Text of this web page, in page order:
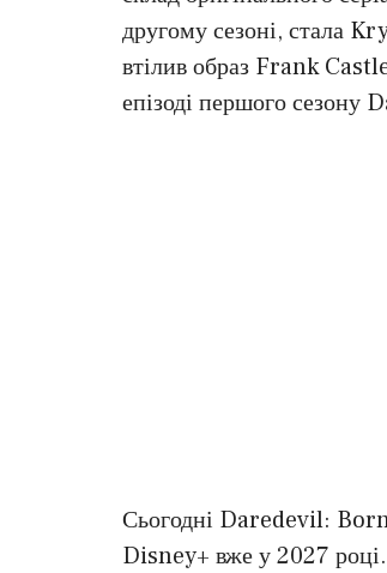
другому сезоні, стала
втілив образ Frank
епізоді першого
Сьогодні Daredevil: Born
Disney+ вже у 2027 році.